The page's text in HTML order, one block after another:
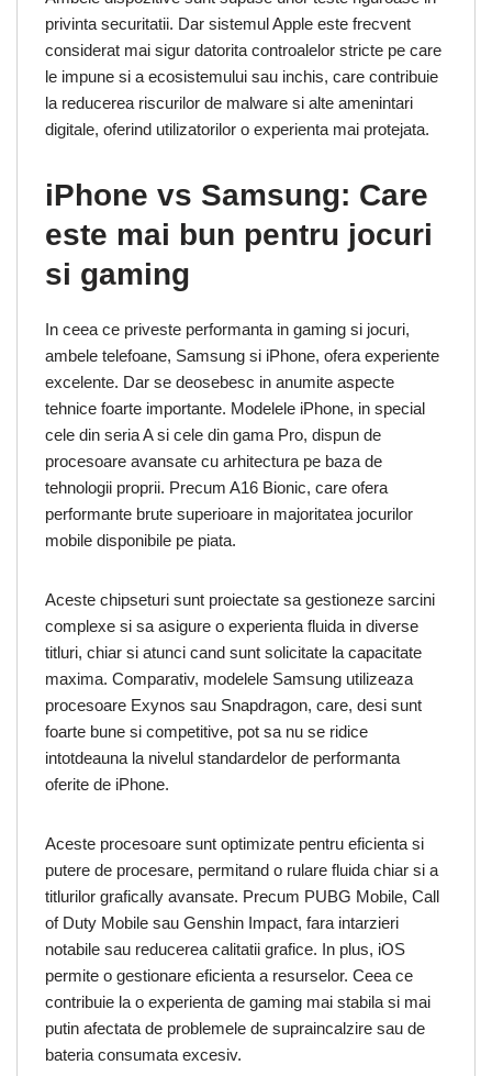
privinta securitatii. Dar sistemul Apple este frecvent
considerat mai sigur datorita controalelor stricte pe care
le impune si a ecosistemului sau inchis, care contribuie
la reducerea riscurilor de malware si alte amenintari
digitale, oferind utilizatorilor o experienta mai protejata.
iPhone vs Samsung: Care
este mai bun pentru jocuri
si gaming
In ceea ce priveste performanta in gaming si jocuri,
ambele telefoane, Samsung si iPhone, ofera experiente
excelente. Dar se deosebesc in anumite aspecte
tehnice foarte importante. Modelele iPhone, in special
cele din seria A si cele din gama Pro, dispun de
procesoare avansate cu arhitectura pe baza de
tehnologii proprii. Precum A16 Bionic, care ofera
performante brute superioare in majoritatea jocurilor
mobile disponibile pe piata.
Aceste chipseturi sunt proiectate sa gestioneze sarcini
complexe si sa asigure o experienta fluida in diverse
titluri, chiar si atunci cand sunt solicitate la capacitate
maxima. Comparativ, modelele Samsung utilizeaza
procesoare Exynos sau Snapdragon, care, desi sunt
foarte bune si competitive, pot sa nu se ridice
intotdeauna la nivelul standardelor de performanta
oferite de iPhone.
Aceste procesoare sunt optimizate pentru eficienta si
putere de procesare, permitand o rulare fluida chiar si a
titlurilor grafically avansate. Precum PUBG Mobile, Call
of Duty Mobile sau Genshin Impact, fara intarzieri
notabile sau reducerea calitatii grafice. In plus, iOS
permite o gestionare eficienta a resurselor. Ceea ce
contribuie la o experienta de gaming mai stabila si mai
putin afectata de problemele de supraincalzire sau de
bateria consumata excesiv.